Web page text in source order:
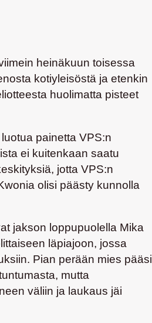
heinäkuun toisessa
kotiyleisöstä ja etenkin
huolimatta pisteet
painetta VPS:n
ei kuitenkaan saatu
jotta VPS:n
olisi päästy kunnolla
jakson loppupuolella Mika
läpiajoon, jossa
Pian perään mies pääsi
mutta
väliin ja laukaus jäi